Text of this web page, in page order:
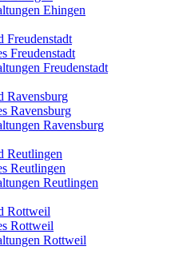
Ehingen
Freudenstadt
Freudenstadt
Freudenstadt
Ravensburg
Ravensburg
Ravensburg
Reutlingen
Reutlingen
Reutlingen
Rottweil
Rottweil
Rottweil